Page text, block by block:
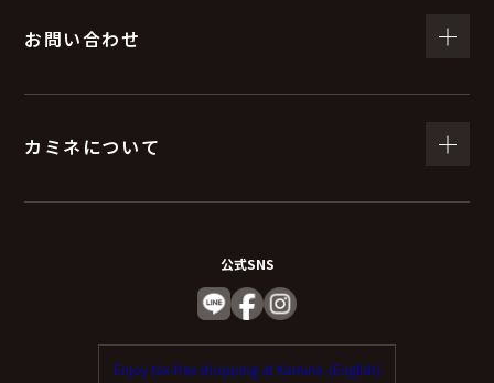
お問い合わせ
カミネについて
公式SNS
Enjoy tax-free shopping at Kamine. (English)